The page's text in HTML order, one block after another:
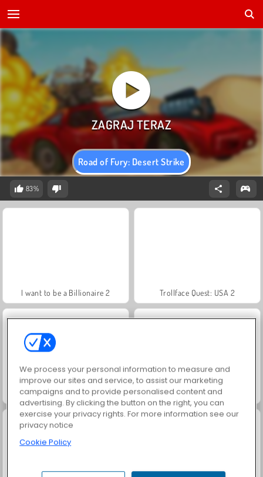
Road of Fury: Desert Strike
83%
I want to be a Billionaire 2 Trollface Quest: USA 2
Jewel Garden Story Masha and the Bear: Meadows
We process your personal information to measure and
improve our sites and service, to assist our marketing
campaigns and to provide personalised content and
advertising. By clicking the button on the right, you can
exercise your privacy rights. For more information see our
privacy notice
Cookie Policy